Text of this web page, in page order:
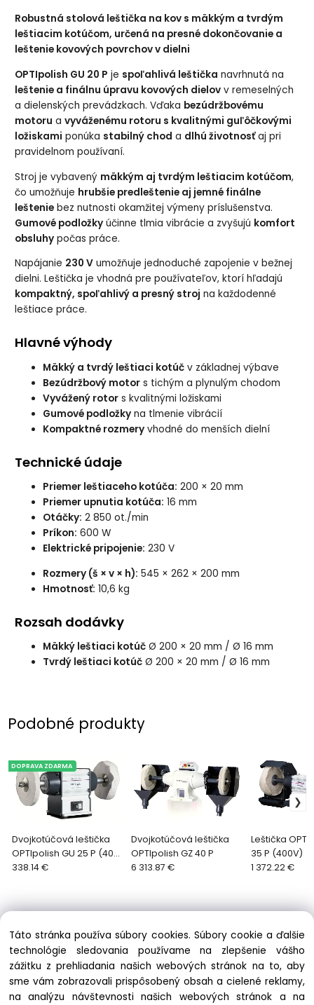
Robustná stolová leštička na kov s mäkkým a tvrdým
leštiacim kotúčom, určená na presné dokončovanie a
leštenie kovových povrchov v dielni
OPTIpolish GU 20 P je spoľahlivá leštička navrhnutá na
leštenie a finálnu úpravu kovových dielov v remeselných
a dielenských prevádzkach. Vďaka bezúdržbovému
motoru avyváženému rotoru s kvalitnými guľôčkovými
ložiskami ponúka stabilný chod a dlhú životnosťaj pri
pravidelnom používaní.
Stroj je vybavený mäkkým aj tvrdým leštiacim kotúčom,
čo umožňuje hrubšie predleštenie aj jemné finálne
leštenie bez nutnosti okamžitej výmeny príslušenstva.
Gumové podložky účinne tlmia vibrácie a zvyšujú komfort
obsluhy počas práce.
Napájanie 230 V umožňuje jednoduché zapojenie v bežnej
dielni. Leštička je vhodná pre používateľov, ktorí hľadajú
kompaktný, spoľahlivý a presný stroj na každodenné
leštiace práce.
Hlavné výhody
Mäkký a tvrdý leštiaci kotúč v základnej výbave
Bezúdržbový motor s tichým a plynulým chodom
Vyvážený rotor s kvalitnými ložiskami
Gumové podložky na tlmenie vibrácií
Kompaktné rozmery vhodné do menších dielní
Technické údaje
Priemer leštiaceho kotúča: 200 × 20 mm
Priemer upnutia kotúča: 16 mm
Otáčky: 2 850 ot./min
Príkon: 600 W
Elektrické pripojenie: 230 V
Rozmery (š × v × h): 545 × 262 × 200 mm
Hmotnosť: 10,6 kg
Rozsah dodávky
Mäkký leštiaci kotúč Ø 200 × 20 mm / Ø 16 mm
Tvrdý leštiaci kotúč Ø 200 × 20 mm / Ø 16 mm
Podobné produkty
Dvojkotúčová leštička
OPTIpolish GU 25 P (400
V)
DOPRAVA ZDARMA
338.14 €
Dvojkotúčová leštička
OPTIpolish GZ 40 P
6 313.87 €
Leštička
35 P (400V)
1 372.22 €
Informácie
Obchodné podmienky
Táto stránka používa súbory cookies. Súbory cookie a ďalšie
technológie sledovania používame na zlepšenie vášho
zážitku z prehliadania našich webových stránok na to, aby
sme vám zobrazovali prispôsobený obsah a cielené reklamy,
na analýzu návštevnosti našich webových stránok a na